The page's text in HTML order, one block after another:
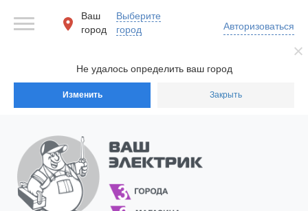
Не удалось определить ваш город
Изменить Закрыть
Ваш
город
Выберите
город
Авторизоваться